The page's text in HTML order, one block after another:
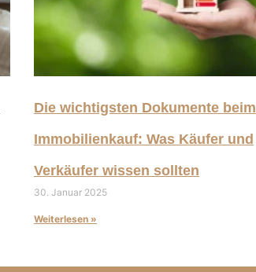
Die wichtigsten Dokumente beim
Immobilienkauf: Was Käufer und
Verkäufer wissen sollten​
30. Januar 2025
Weiterlesen »